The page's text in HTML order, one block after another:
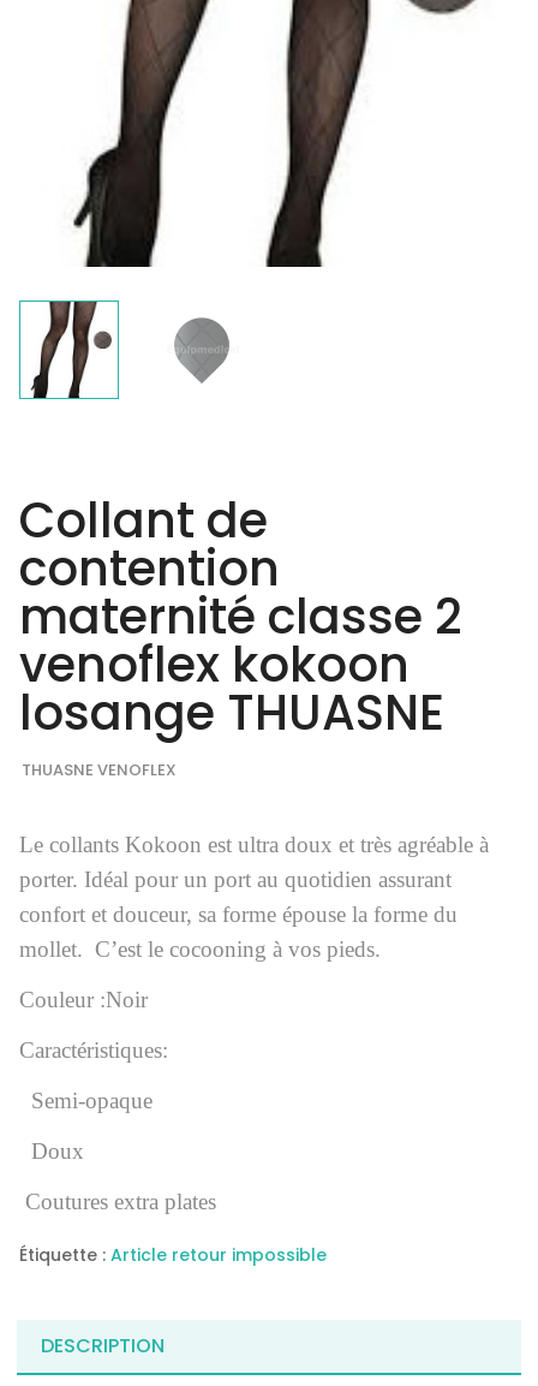
Collant de
contention
maternité classe 2
venoflex kokoon
losange THUASNE
THUASNE VENOFLEX
Le collants Kokoon est ultra doux et très agréable à
porter. Idéal pour un port au quotidien assurant
confort et douceur, sa forme épouse la forme du
mollet. C’est le cocooning à vos pieds.
Couleur :Noir
Caractéristiques:
Semi-opaque
Doux
Coutures extra plates
Étiquette : Article retour impossible
DESCRIPTION